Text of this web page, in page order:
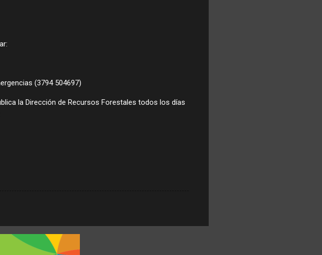
(3794 504697)
la Dirección de Recursos Forestales todos los días